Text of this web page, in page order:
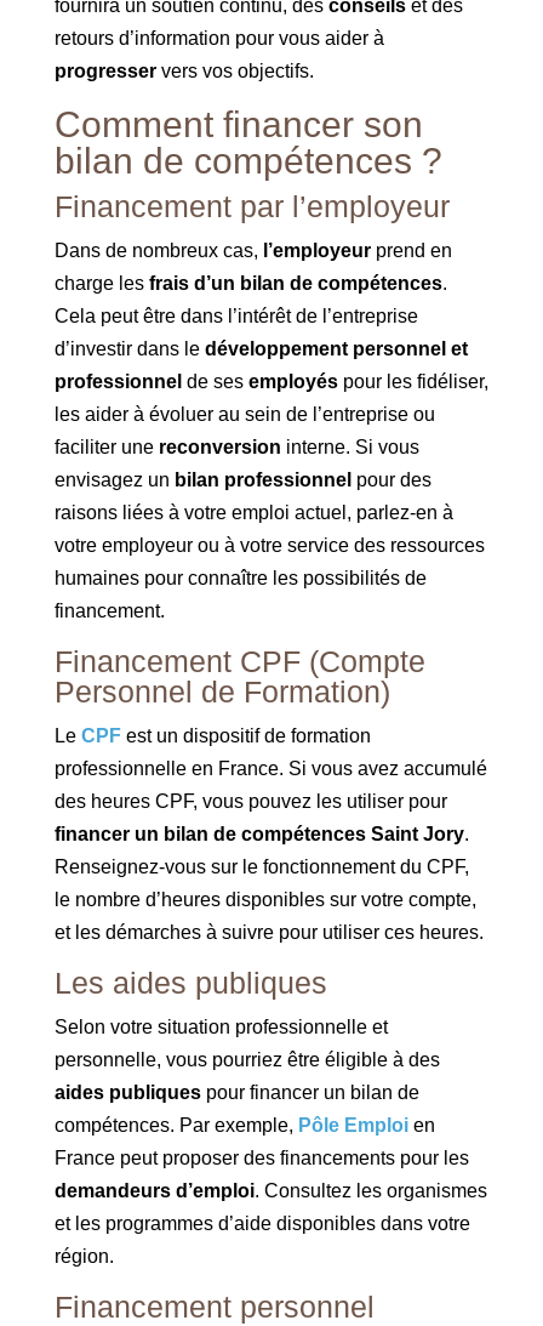
fournira un soutien continu, des conseilset des
retours d’information pour vous aider à
progresservers vos objectifs.
Comment financer son
bilan de compétences ?
Financement par l’employeur
Dans de nombreux cas, l’employeurprend en
charge lesfrais d’un bilan de compétences.
Cela peut être dans l’intérêt de l’entreprise
d’investir dans le développement personnel et
professionnel de ses employés pour les fidéliser,
les aider à évoluer au sein de l’entreprise ou
faciliter une reconversion interne. Si vous
envisagez un bilan professionnel pour des
raisons liées à votre emploi actuel, parlez-en à
votre employeur ou à votre service des ressources
humaines pour connaître les possibilités de
financement.
Financement CPF (Compte
Personnel de Formation)
Le CPFest un dispositif de formation
professionnelle en France. Si vous avez accumulé
des heures CPF, vous pouvez les utiliser pour
financer un bilan de compétences Saint Jory.
Renseignez-vous sur le fonctionnement du CPF,
le nombre d’heures disponibles sur votre compte,
et les démarches à suivre pour utiliser ces heures.
Les aides publiques
Selon votre situation professionnelle et
personnelle, vous pourriez être éligible à des
aides publiques pour financer un bilan de
compétences. Par exemple, Pôle Emploien
France peut proposer des financements pour les
demandeurs d’emploi. Consultez les organismes
et les programmes d’aide disponibles dans votre
région.
Financement personnel